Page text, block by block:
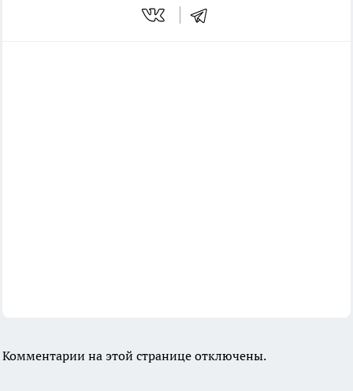
Комментарии на этой странице отключены.